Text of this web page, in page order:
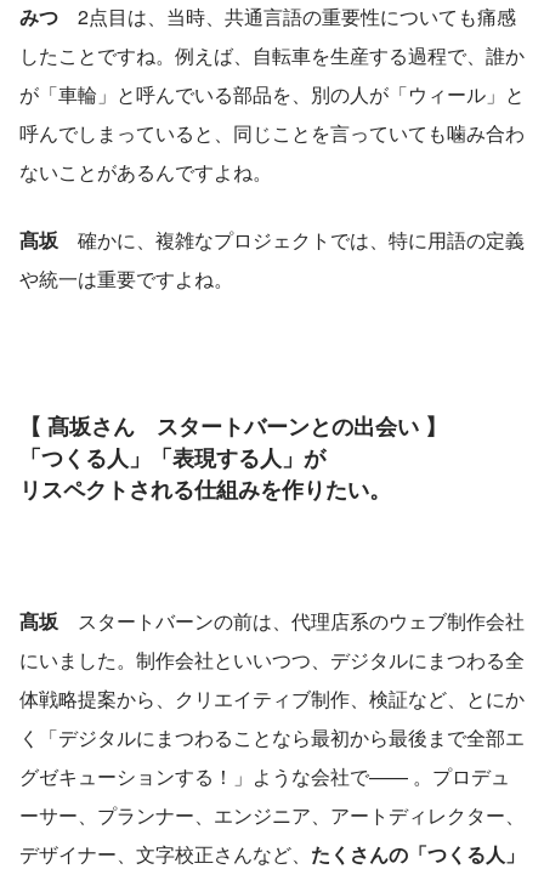
みつ 2点目は、当時、共通言語の重要性についても痛感
したことですね。例えば、自転車を生産する過程で、誰か
が「車輪」と呼んでいる部品を、別の人が「ウィール」と
呼んでしまっていると、同じことを言っていても噛み合わ
ないことがあるんですよね。
髙坂 確かに、複雑なプロジェクトでは、特に用語の定義
や統一は重要ですよね。
【 髙坂さん　スタートバーンとの出会い 】
「つくる人」「表現する人」が
リスペクトされる仕組みを作りたい。
髙坂 スタートバーンの前は、代理店系のウェブ制作会社
にいました。制作会社といいつつ、デジタルにまつわる全
体戦略提案から、クリエイティブ制作、検証など、とにか
く「デジタルにまつわることなら最初から最後まで全部エ
グゼキューションする！」ような会社で—— 。プロデュ
ーサー、プランナー、エンジニア、アートディレクター、
デザイナー、文字校正さんなど、 たくさんの「つくる人」